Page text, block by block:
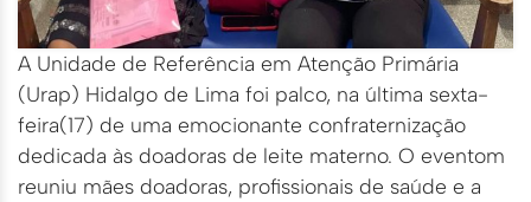
A Unidade de Referência em Atenção Primária
(Urap) Hidalgo de Lima foi palco, na última sexta-
feira(17) de uma emocionante confraternização
dedicada às doadoras de leite materno. O eventom
reuniu mães doadoras, profissionais de saúde e a